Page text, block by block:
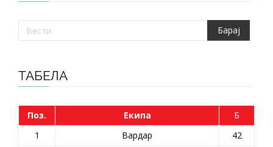
ТАБЕЛА
Поз. Екипа
Б
1
Вардар
42